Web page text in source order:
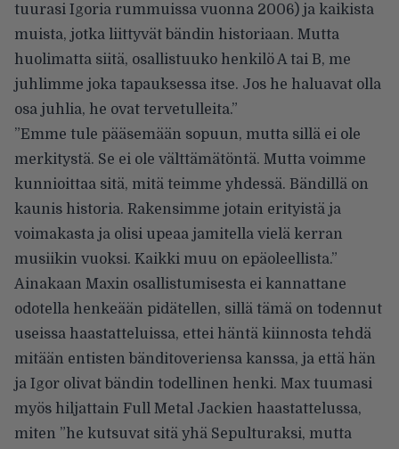
tuurasi Igoria rummuissa vuonna 2006) ja kaikista
muista, jotka liittyvät bändin historiaan. Mutta
huolimatta siitä, osallistuuko henkilö A tai B, me
juhlimme joka tapauksessa itse. Jos he haluavat olla
osa juhlia, he ovat tervetulleita.”
”Emme tule pääsemään sopuun, mutta sillä ei ole
merkitystä. Se ei ole välttämätöntä. Mutta voimme
kunnioittaa sitä, mitä teimme yhdessä. Bändillä on
kaunis historia. Rakensimme jotain erityistä ja
voimakasta ja olisi upeaa jamitella vielä kerran
musiikin vuoksi. Kaikki muu on epäoleellista.”
Ainakaan Maxin osallistumisesta ei kannattane
odotella henkeään pidätellen, sillä tämä on todennut
useissa haastatteluissa, ettei häntä kiinnosta tehdä
mitään entisten bänditoveriensa kanssa, ja että hän
ja Igor olivat bändin todellinen henki. Max tuumasi
myös hiljattain Full Metal Jackien haastattelussa,
miten ”he kutsuvat sitä yhä Sepulturaksi, mutta